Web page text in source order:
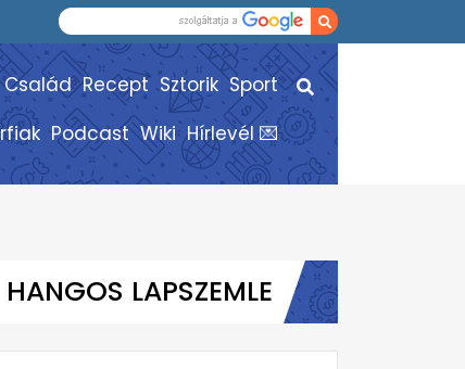
Család Recept Sztorik Sport
Podcast Wiki Hírlevél 💌
HANGOS LAPSZEMLE